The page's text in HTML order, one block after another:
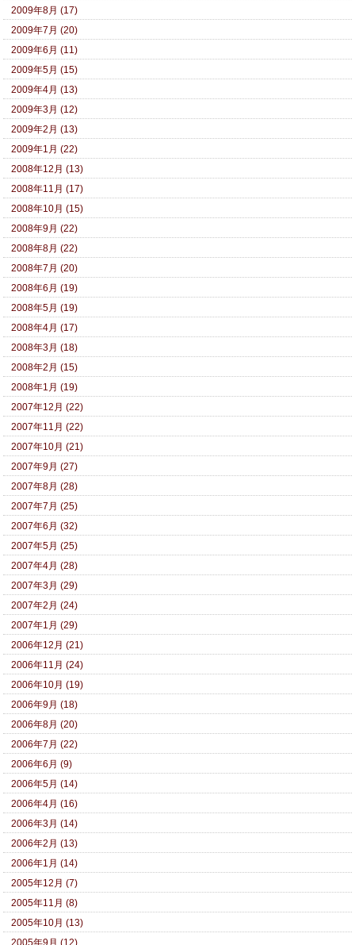
2009年8月 (17)
2009年7月 (20)
2009年6月 (11)
2009年5月 (15)
2009年4月 (13)
2009年3月 (12)
2009年2月 (13)
2009年1月 (22)
2008年12月 (13)
2008年11月 (17)
2008年10月 (15)
2008年9月 (22)
2008年8月 (22)
2008年7月 (20)
2008年6月 (19)
2008年5月 (19)
2008年4月 (17)
2008年3月 (18)
2008年2月 (15)
2008年1月 (19)
2007年12月 (22)
2007年11月 (22)
2007年10月 (21)
2007年9月 (27)
2007年8月 (28)
2007年7月 (25)
2007年6月 (32)
2007年5月 (25)
2007年4月 (28)
2007年3月 (29)
2007年2月 (24)
2007年1月 (29)
2006年12月 (21)
2006年11月 (24)
2006年10月 (19)
2006年9月 (18)
2006年8月 (20)
2006年7月 (22)
2006年6月 (9)
2006年5月 (14)
2006年4月 (16)
2006年3月 (14)
2006年2月 (13)
2006年1月 (14)
2005年12月 (7)
2005年11月 (8)
2005年10月 (13)